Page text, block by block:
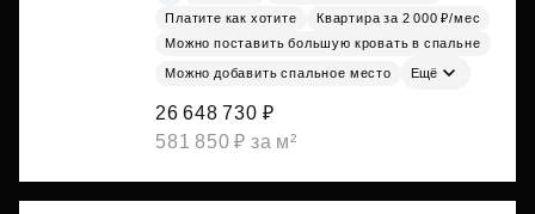
Платите как хотите
Квартира за 2 000 ₽/мес
Можно поставить большую кровать в спальне
Можно добавить спальное место Ещё
26 648 730 ₽
581 850 ₽ за м²